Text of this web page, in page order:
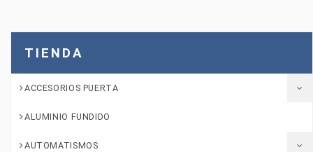
TIENDA
ACCESORIOS PUERTA
ALUMINIO FUNDIDO
AUTOMATISMOS